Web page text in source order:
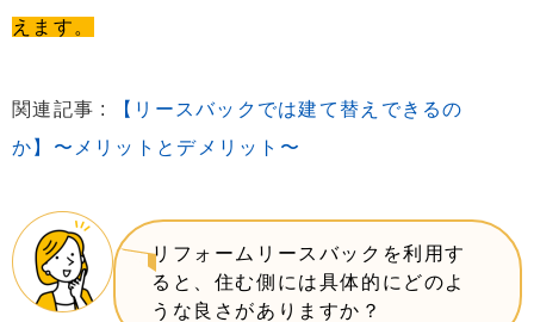
えます。
関連記事 :
【リースバックでは建て替えできるの
か】〜メリットとデメリット〜
リフォームリースバックを利用す
ると、住む側には具体的にどのよ
うな良さがありますか？